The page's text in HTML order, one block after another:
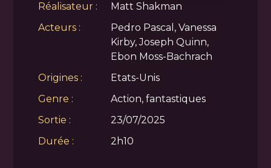
Réalisateur :
Matt Shakman
Acteurs :
Pedro Pascal, Vanessa
Kirby, Joseph Quinn,
Ebon Moss-Bachrach
Origines :
Etats-Unis
Genre :
Action, fantastiques
Sortie :
23/07/2025
Durée :
2h10